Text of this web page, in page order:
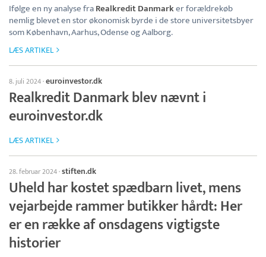
Ifølge en ny analyse fraRealkredit Danmarker forældrekøb
nemlig blevet en stor økonomisk byrde i de store universitetsbyer
som København, Aarhus, Odense og Aalborg.
LÆS ARTIKEL
8. juli 2024·euroinvestor.dk
Realkredit Danmark blev nævnt i
euroinvestor.dk
LÆS ARTIKEL
28. februar 2024·stiften.dk
Uheld har kostet spædbarn livet, mens
vejarbejde rammer butikker hårdt: Her
er en række af onsdagens vigtigste
historier